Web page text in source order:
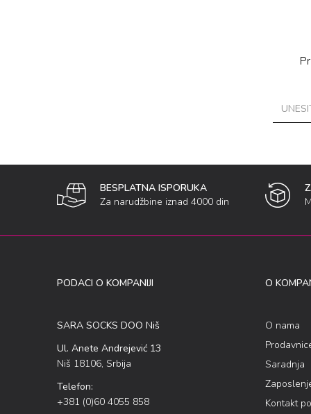
BESPLATNA ISPORUKA
Za narudžbine iznad 4000 din
PODACI O KOMPANIJI
SARA SOCKS DOO Niš
Ul. Anete Andrejević 13
Niš 18106, Srbija
Telefon:
+381 (0)60 4055 858
O
O nama
Saradnja
Kontakt